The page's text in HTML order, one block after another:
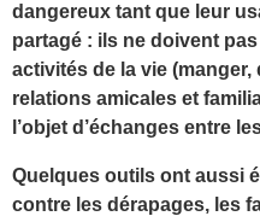
dangereux tant que leur
partagé : ils ne doivent
activités de la vie
relations amicales et
l’objet d’échanges entre
Quelques outils ont aussi
contre les dérapages, les